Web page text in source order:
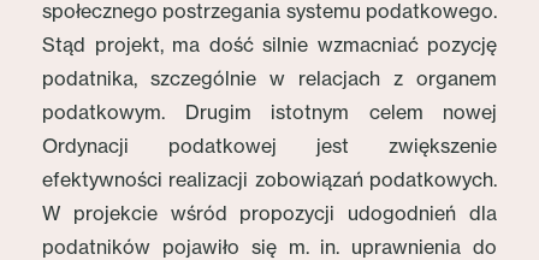
społecznego postrzegania systemu podatkowego.
Stąd projekt, ma dość silnie wzmacniać pozycję
podatnika, szczególnie w relacjach z organem
podatkowym. Drugim istotnym celem nowej
Ordynacji podatkowej jest zwiększenie
efektywności realizacji zobowiązań podatkowych.
W projekcie wśród propozycji udogodnień dla
podatników pojawiło się m. in. uprawnienia do